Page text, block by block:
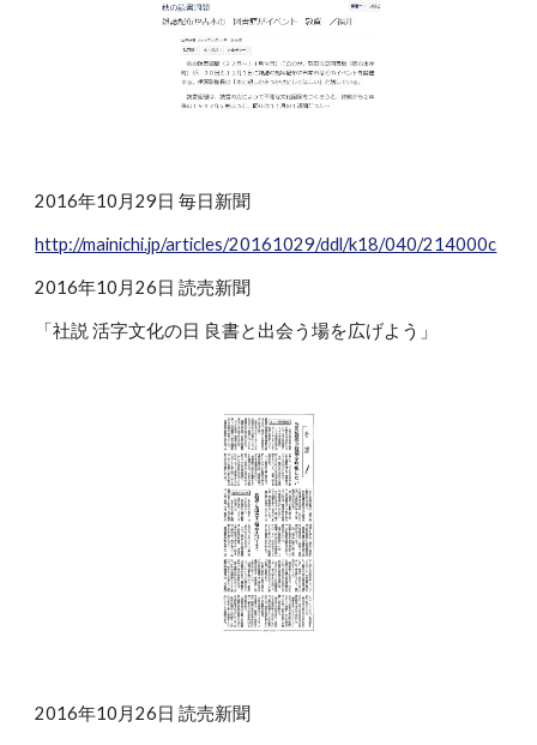
2016年10月29日 毎日新聞
http://mainichi.jp/articles/20161029/ddl/k18/040/214000c
2016年10月26日 読売新聞
「社説 活字文化の日 良書と出会う場を広げよう」
2016年10月26日 読売新聞